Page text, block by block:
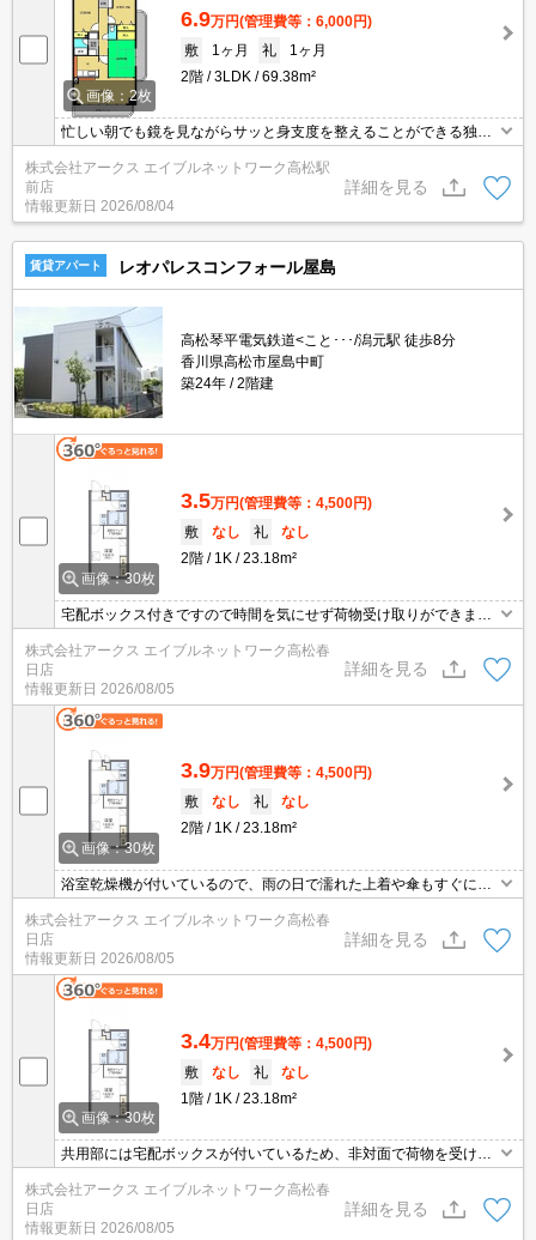
画像：2枚
6.9万円(管理費等：6,000円)
敷
1ヶ月 礼
1ヶ月
2階
3LDK 69.38m²
忙しい朝でも鏡を見ながらサッと身支度を整えることができる独立
ンターホンなどを備え付けているので安心して暮らせます。収納は
クロゼット・シューズボックスなど豊富なので、広々と空間を利用
することも可能です。共用設備の充実している、楽しく生活できる
マンションです。
株式会社アークス エイブルネットワーク高松駅
前店
情報更新日 2026/08/04
詳細を見る
賃貸アパート レオパレスコンフォール屋島
高松琴平電気鉄道<こと･･･/潟元駅 徒歩8分
香川県高松市屋島中町
築24年
2階建
画像：30枚
3.5万円(管理費等：4,500円)
敷
なし 礼
なし
2階
1K 23.18m²
宅配ボックス付きですので時間を気にせず荷物受け取りができま
す。生乾きの洗濯物をしっかり乾かしたい時でも、お風呂場でサッ
と乾燥できる浴室乾燥機があります。利便性の高い徒歩8分の物件
です。駐車場料金が月額4400円の物件です。新しい生活にお勧めな
のが、こちらのアパートです。
株式会社アークス エイブルネットワーク高松春
日店
情報更新日 2026/08/05
詳細を見る
画像：30枚
3.9万円(管理費等：4,500円)
敷
なし 礼
なし
2階
1K 23.18m²
浴室乾燥機が付いているので、雨の日で濡れた上着や傘もすぐに乾
燥できます。お届け指定時間に間に合わないとき、直接受け取れな
いかわりに荷物が届けられる宅配ボックスがあれば急いで帰る必要
はありません。設備も充実していて住みやすい、魅力が詰まったア
パートです。キッチン付きの物件です。駐輪場付き物件です。
株式会社アークス エイブルネットワーク高松春
日店
情報更新日 2026/08/05
詳細を見る
画像：30枚
3.4万円(管理費等：4,500円)
敷
なし 礼
なし
1階
1K 23.18m²
共用部には宅配ボックスが付いているため、非対面で荷物を受け取
浴室乾燥機を備え付けております。駐輪場付きの物件です。火が出
ない電気コンロをご利用いただける物件です。月額利用料金4400円
の駐車場です。
株式会社アークス エイブルネットワーク高松春
日店
情報更新日 2026/08/05
詳細を見る